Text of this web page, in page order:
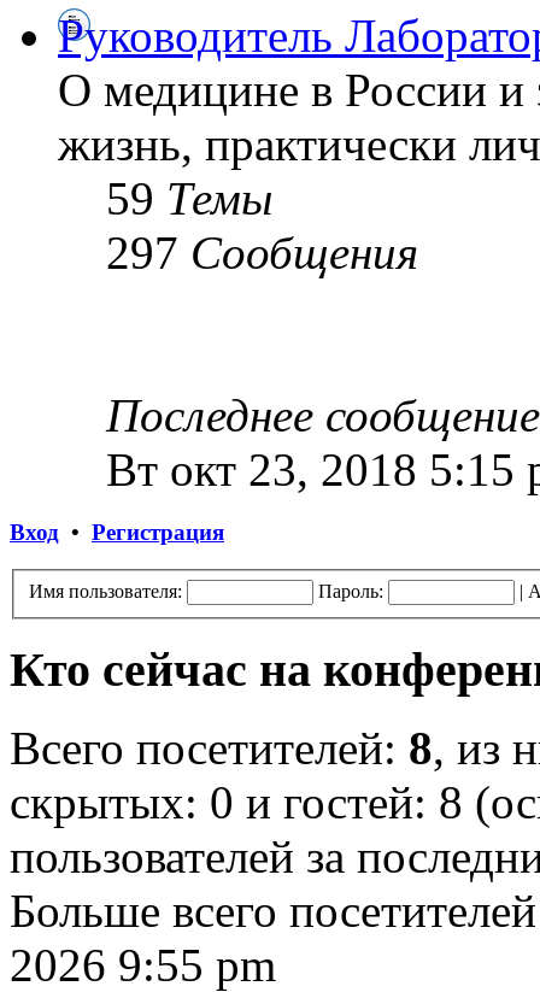
Руководитель
О медицине в России и
жизнь, практически
59 Темы
297 Сообщения
Последнее сообщение
Вт окт 23, 2018 5:15
Вход • Регистрация
Имя пользователя: Пароль: |
Кто сейчас на
Всего посетителей: 8, из
скрытых: 0 и гостей: 8
пользователей за
Больше всего
2026 9:55 pm